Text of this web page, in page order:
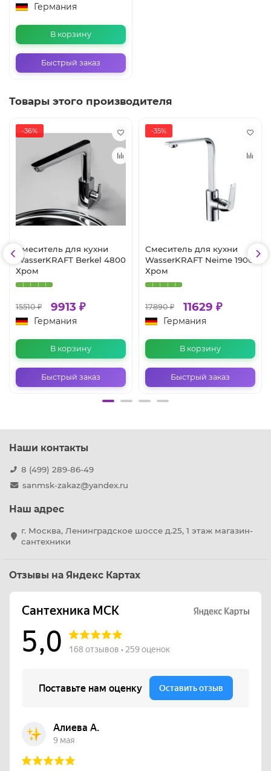
Германия
В корзину
Быстрый заказ
Товары этого производителя
-36%
Смеситель для кухни
WasserKRAFT Berkel 4800
Хром
15510 ₽ 9913 ₽
Германия
В корзину
Быстрый заказ
-35%
Смеситель для кухни
WasserKRAFT Neime 1900
Хром
17890 ₽ 11629 ₽
Германия
В корзину
Быстрый заказ
Наши контакты
8 (499) 289-86-49
sanmsk-zakaz@yandex.ru
Наш адрес
г. Москва, Ленинградское шоссе д.25, 1 этаж магазин-
сантехники
Отзывы на Яндекс Картах